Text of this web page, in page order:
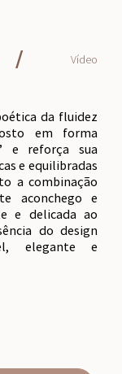
/ Vídeo
da fluidez
em forma
e reforça sua
e equilibradas
a combinação
aconchego e
e delicada ao
do design
elegante e